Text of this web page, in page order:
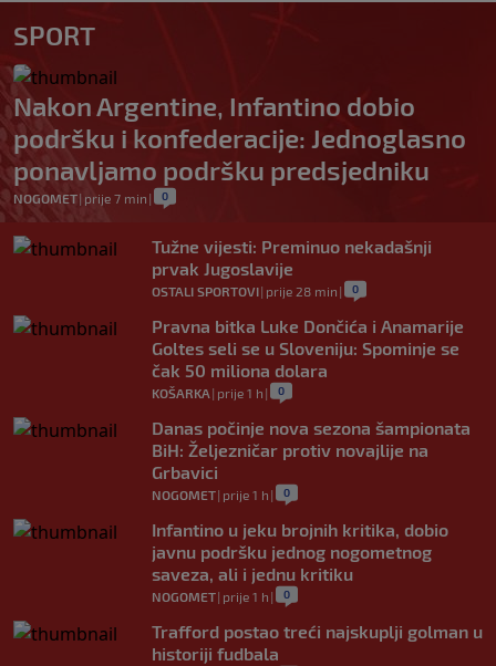
SPORT
Nakon Argentine, Infantino dobio
podršku i konfederacije: Jednoglasno
ponavljamo podršku predsjedniku
NOGOMET| prije 7 min | 0
Tužne vijesti: Preminuo nekadašnji
prvak Jugoslavije
OSTALI SPORTOVI| prije 28 min | 0
Pravna bitka Luke Dončića i Anamarije
Goltes seli se u Sloveniju: Spominje se
čak 50 miliona dolara
KOŠARKA | prije 1 h | 0
Danas počinje nova sezona šampionata
BiH: Željezničar protiv novajlije na
Grbavici
NOGOMET| prije 1 h | 0
Infantino u jeku brojnih kritika, dobio
javnu podršku jednog nogometnog
saveza, ali i jednu kritiku
NOGOMET| prije 1 h | 0
Trafford postao treći najskuplji golman u
historiji fudbala